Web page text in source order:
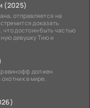
(2025)
отправляется на
доказать
что достоин быть частью
девушку Тию и
должен
в мире.